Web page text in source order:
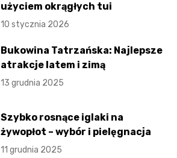
użyciem okrągłych tui
10 stycznia 2026
Bukowina Tatrzańska: Najlepsze
atrakcje latem i zimą
13 grudnia 2025
Szybko rosnące iglaki na
żywopłot – wybór i pielęgnacja
11 grudnia 2025